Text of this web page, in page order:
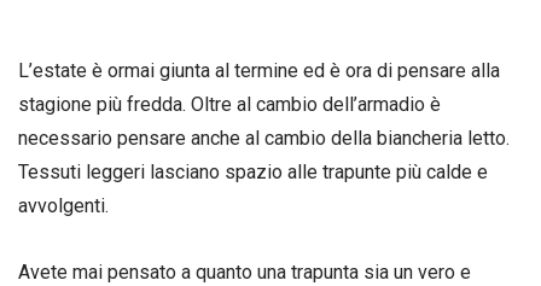
L’estate è ormai giunta al termine ed è ora di pensare alla
stagione più fredda. Oltre al cambio dell’armadio è
necessario pensare anche al cambio della biancheria letto.
Tessuti leggeri lasciano spazio alle trapunte più calde e
avvolgenti.
Avete mai pensato a quanto una trapunta sia un vero e